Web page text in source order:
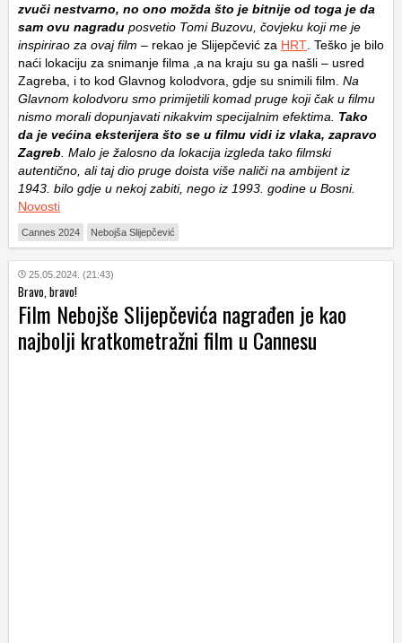
zvuči nestvarno, no ono možda što je bitnije od toga je da
sam ovu nagradu posvetio Tomi Buzovu, čovjeku koji me je
inspirirao za ovaj film – rekao je Slijepčević za HRT . Teško je bilo
naći lokaciju za snimanje filma ,a na kraju su ga našli – usred
Zagreba, i to kod Glavnog kolodvora, gdje su snimili film. Na
Glavnom kolodvoru smo primijetili komad pruge koji čak u filmu
nismo morali dopunjavati nikakvim specijalnim efektima. Tako
da je većina eksterijera što se u filmu vidi iz vlaka, zapravo
Zagreb . Malo je žalosno da lokacija izgleda tako filmski
autentično, ali taj dio pruge doista više naliči na ambijent iz
1943. bilo gdje u nekoj zabiti, nego iz 1993. godine u Bosni.
Novosti
Cannes 2024 Nebojša Slijepčević
25.05.2024. (21:43)
Bravo, bravo!
Film Nebojše Slijepčevića nagrađen je kao
najbolji kratkometražni film u Cannesu